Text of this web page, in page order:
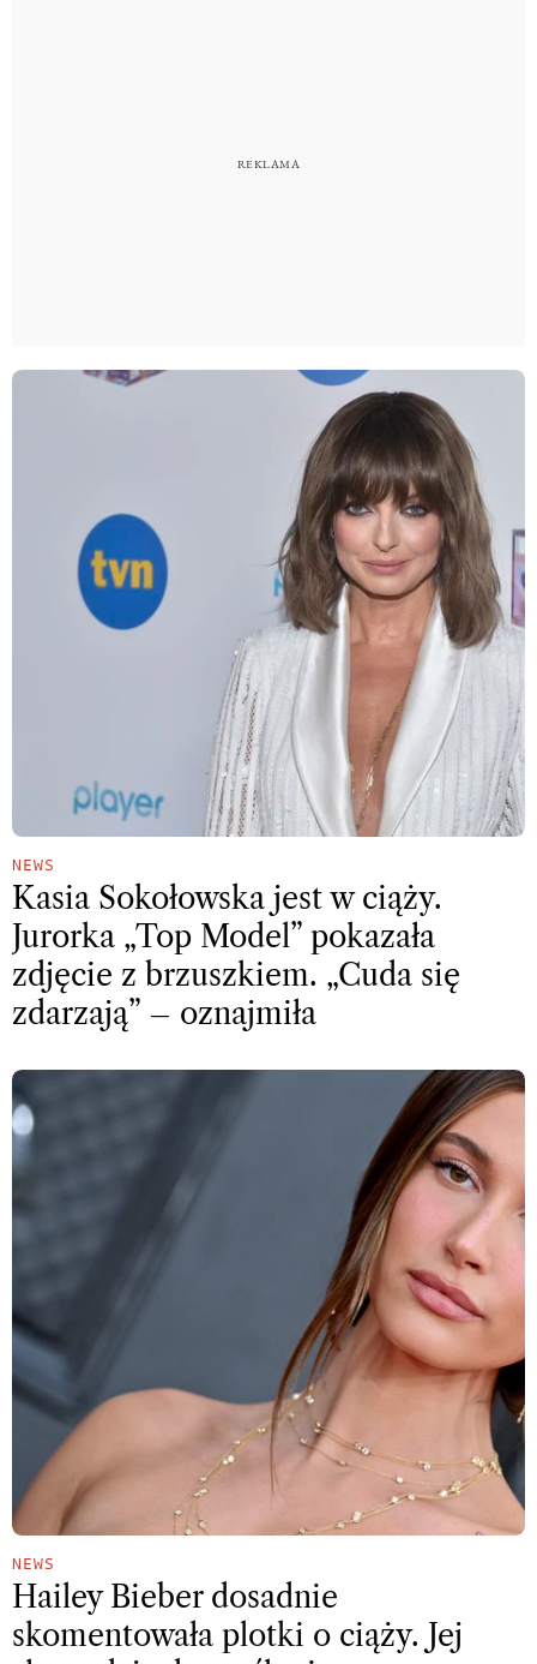
NEWS
Kasia Sokołowska jest w ciąży.
Jurorka „Top Model” pokazała
zdjęcie z brzuszkiem. „Cuda się
zdarzają” – oznajmiła
NEWS
Hailey Bieber dosadnie
skomentowała plotki o ciąży. Jej